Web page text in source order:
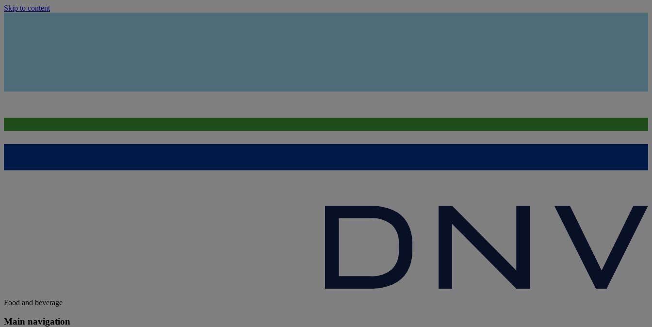
Skip to content
Food and beverage
Main navigation